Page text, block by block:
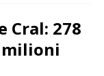
Cral: 278